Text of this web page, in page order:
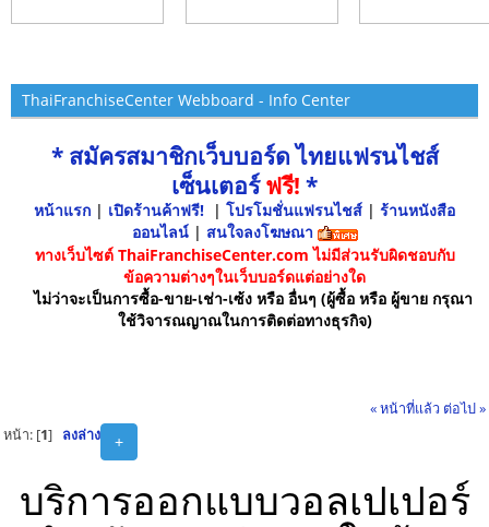
ThaiFranchiseCenter Webboard - Info Center
* สมัครสมาชิกเว็บบอร์ด ไทยแฟรนไชส์
เซ็นเตอร์ฟรี! *
หน้าแรก | เปิดร้านค้าฟรี! | โปรโมชั่นแฟรนไชส์ | ร้านหนังสือ
ออนไลน์ | สนใจลงโฆษณา
ทางเว็บไซต์ ThaiFranchiseCenter.com ไม่มีส่วนรับผิดชอบกับ
ข้อความต่างๆในเว็บบอร์ดแต่อย่างใด
ไม่ว่าจะเป็นการซื้อ-ขาย-เช่า-เซ้ง หรือ อื่นๆ (ผู้ซื้อ หรือ ผู้ขาย กรุณา
ใช้วิจารณญาณในการติดต่อทางธุรกิจ)
« หน้าที่แล้ว ต่อไป »
+
หน้า: [1] ลงล่าง
บริการออกแบบวอลเปเปอร์